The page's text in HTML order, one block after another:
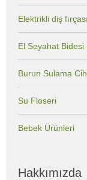
Elektrikli diş fırçası
El Seyahat Bidesi
Burun Sulama
Su Floseri
Bebek Ürünleri
Hakkımızda